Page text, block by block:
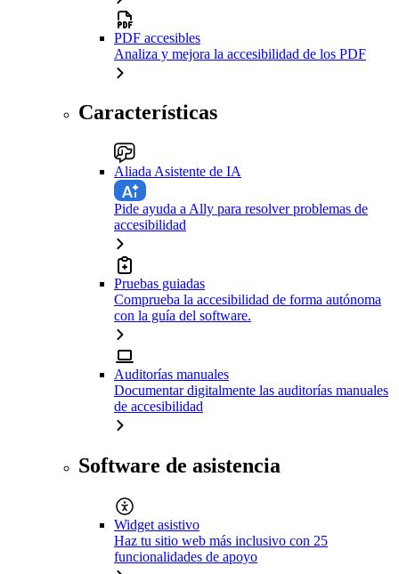
PDF accesibles
Analiza y mejora la accesibilidad de los PDF
Características
Aliada Asistente de IA
Pide ayuda a Ally para resolver problemas de
accesibilidad
Pruebas guiadas
Comprueba la accesibilidad de forma autónoma
con la guía del software.
Auditorías manuales
Documentar digitalmente las auditorías manuales
de accesibilidad
Software de asistencia
Widget asistivo
Haz tu sitio web más inclusivo con 25
funcionalidades de apoyo